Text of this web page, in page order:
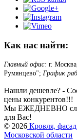
Как нас найти:
Главный офис: г.
Румянцево"; График
Нашли дешевле? -
цены конкурентов!!!
Мы ЕЖЕДНЕВНО
для Вас!
© 2026 Кровля,
Московской области